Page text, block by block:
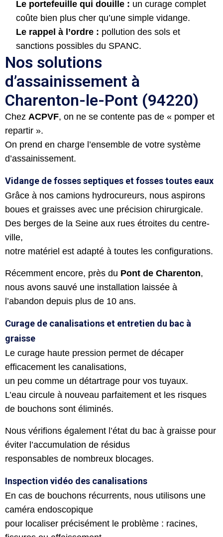
Le portefeuille qui douille : un curage complet
coûte bien plus cher qu’une simple vidange.
Le rappel à l’ordre : pollution des sols et
sanctions possibles du SPANC.
Nos solutions
d’assainissement à
Charenton-le-Pont (94220)
Chez ACPVF, on ne se contente pas de « pomper et
repartir ».
On prend en charge l’ensemble de votre système
d’assainissement.
Vidange de fosses septiques et fosses toutes eaux
Grâce à nos camions hydrocureurs, nous aspirons
boues et graisses avec une précision chirurgicale.
Des berges de la Seine aux rues étroites du centre-
ville,
notre matériel est adapté à toutes les configurations.
Récemment encore, près du Pont de Charenton,
nous avons sauvé une installation laissée à
l’abandon depuis plus de 10 ans.
Curage de canalisations et entretien du bac à
graisse
Le curage haute pression permet de décaper
efficacement les canalisations,
un peu comme un détartrage pour vos tuyaux.
L’eau circule à nouveau parfaitement et les risques
de bouchons sont éliminés.
Nous vérifions également l’état du bac à graisse pour
éviter l’accumulation de résidus
responsables de nombreux blocages.
Inspection vidéo des canalisations
En cas de bouchons récurrents, nous utilisons une
caméra endoscopique
pour localiser précisément le problème : racines,